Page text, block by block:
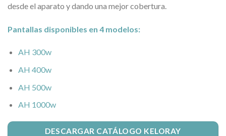
desde el aparato y dando una mejor cobertura.
Pantallas disponibles en 4 modelos:
AH 300w
AH 400w
AH 500w
AH 1000w
DESCARGAR CATÁLOGO KELORAY